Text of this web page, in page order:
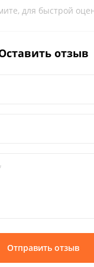
для быстрой
отзыв
Отправить отзыв